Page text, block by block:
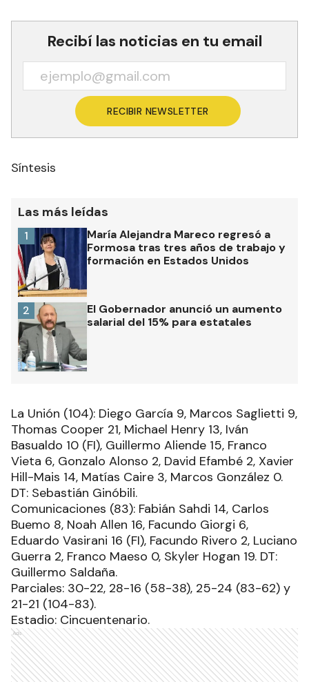
Recibí las noticias en tu email
RECIBIR NEWSLETTER
Síntesis
Las más leídas
María Alejandra Mareco regresó a
Formosa tras tres años de trabajo y
formación en Estados Unidos
1
El Gobernador anunció un aumento
salarial del 15% para estatales
2
La Unión (104): Diego García 9, Marcos Saglietti 9,
Thomas Cooper 21, Michael Henry 13, Iván
Basualdo 10 (FI), Guillermo Aliende 15, Franco
Vieta 6, Gonzalo Alonso 2, David Efambé 2, Xavier
Hill-Mais 14, Matías Caire 3, Marcos González 0.
DT: Sebastián Ginóbili.
Comunicaciones (83): Fabián Sahdi 14, Carlos
Buemo 8, Noah Allen 16, Facundo Giorgi 6,
Eduardo Vasirani 16 (FI), Facundo Rivero 2, Luciano
Guerra 2, Franco Maeso 0, Skyler Hogan 19. DT:
Guillermo Saldaña.
Parciales: 30-22, 28-16 (58-38), 25-24 (83-62) y
21-21 (104-83).
Estadio: Cincuentenario.
Ads